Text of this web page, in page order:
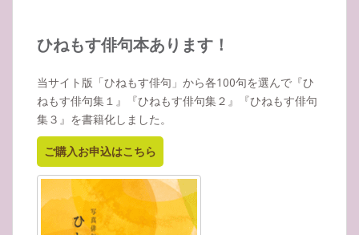
イ
ひねもす俳句本あります！
当サイト版「ひねもす俳句」から各100句を選んで『ひ
ねもす俳句集１』『ひねもす俳句集２』『ひねもす俳句
集３』を書籍化しました。
ご購入お申込はこちら